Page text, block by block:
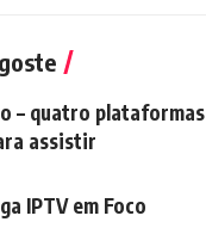
– quatro plataformas
assistir
IPTV em Foco